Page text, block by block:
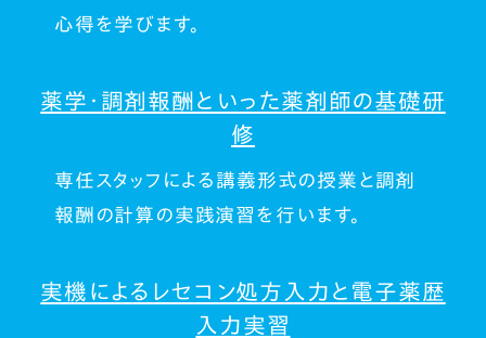
心得を学びます。
薬学・調剤報酬といった薬剤師の基礎研
修
専任スタッフによる講義形式の授業と 調剤
報酬の計算の実践演習を行います。
実機によるレセコン処方入力と電子薬歴
入力実習